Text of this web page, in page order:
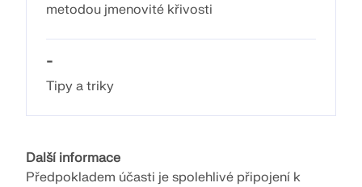
metodou jmenovité křivosti
-
Tipy a triky
Další informace
Předpokladem účasti je spolehlivé připojení k